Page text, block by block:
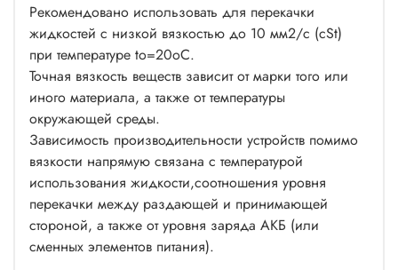
Рекомендовано использовать для перекачки
жидкостей с низкой вязкостью до 10 мм2/с (сSt)
при температуре to=20oC.
Точная вязкость веществ зависит от марки того или
иного материала, а также от температуры
окружающей среды.
Зависимость производительности устройств помимо
вязкости напрямую связана с температурой
использования жидкости,соотношения уровня
перекачки между раздающей и принимающей
стороной, а также от уровня заряда АКБ (или
сменных элементов питания).